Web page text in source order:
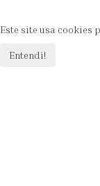
Este site usa cookies
Entendi!